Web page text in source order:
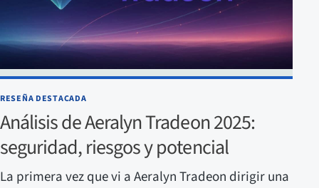
RESEÑA DESTACADA
Análisis de Aeralyn Tradeon 2025:
seguridad, riesgos y potencial
La primera vez que vi a Aeralyn Tradeon dirigir una